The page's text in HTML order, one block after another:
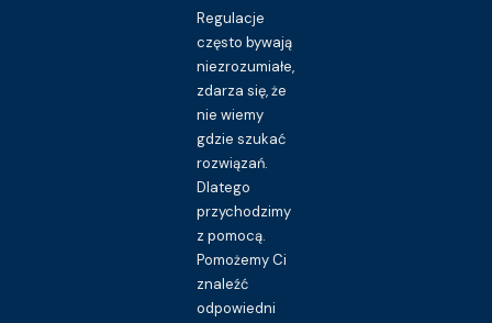
Regulacje
często bywają
niezrozumiałe,
zdarza się, że
nie wiemy
gdzie szukać
rozwiązań.
Dlatego
przychodzimy
z pomocą.
Pomożemy Ci
znaleźć
odpowiedni